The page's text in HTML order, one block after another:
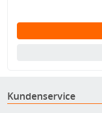
Kundenservice